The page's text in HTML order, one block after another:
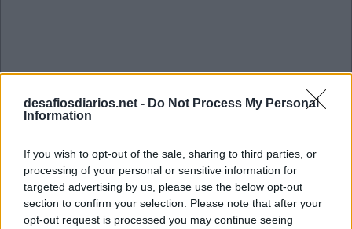
desafiosdiarios.net - Do Not Process My Personal
Information
If you wish to opt-out of the sale, sharing to third parties, or
processing of your personal or sensitive information for
targeted advertising by us, please use the below opt-out
section to confirm your selection. Please note that after your
opt-out request is processed you may continue seeing
I P
I
I
P E
S
C
A S A C
A